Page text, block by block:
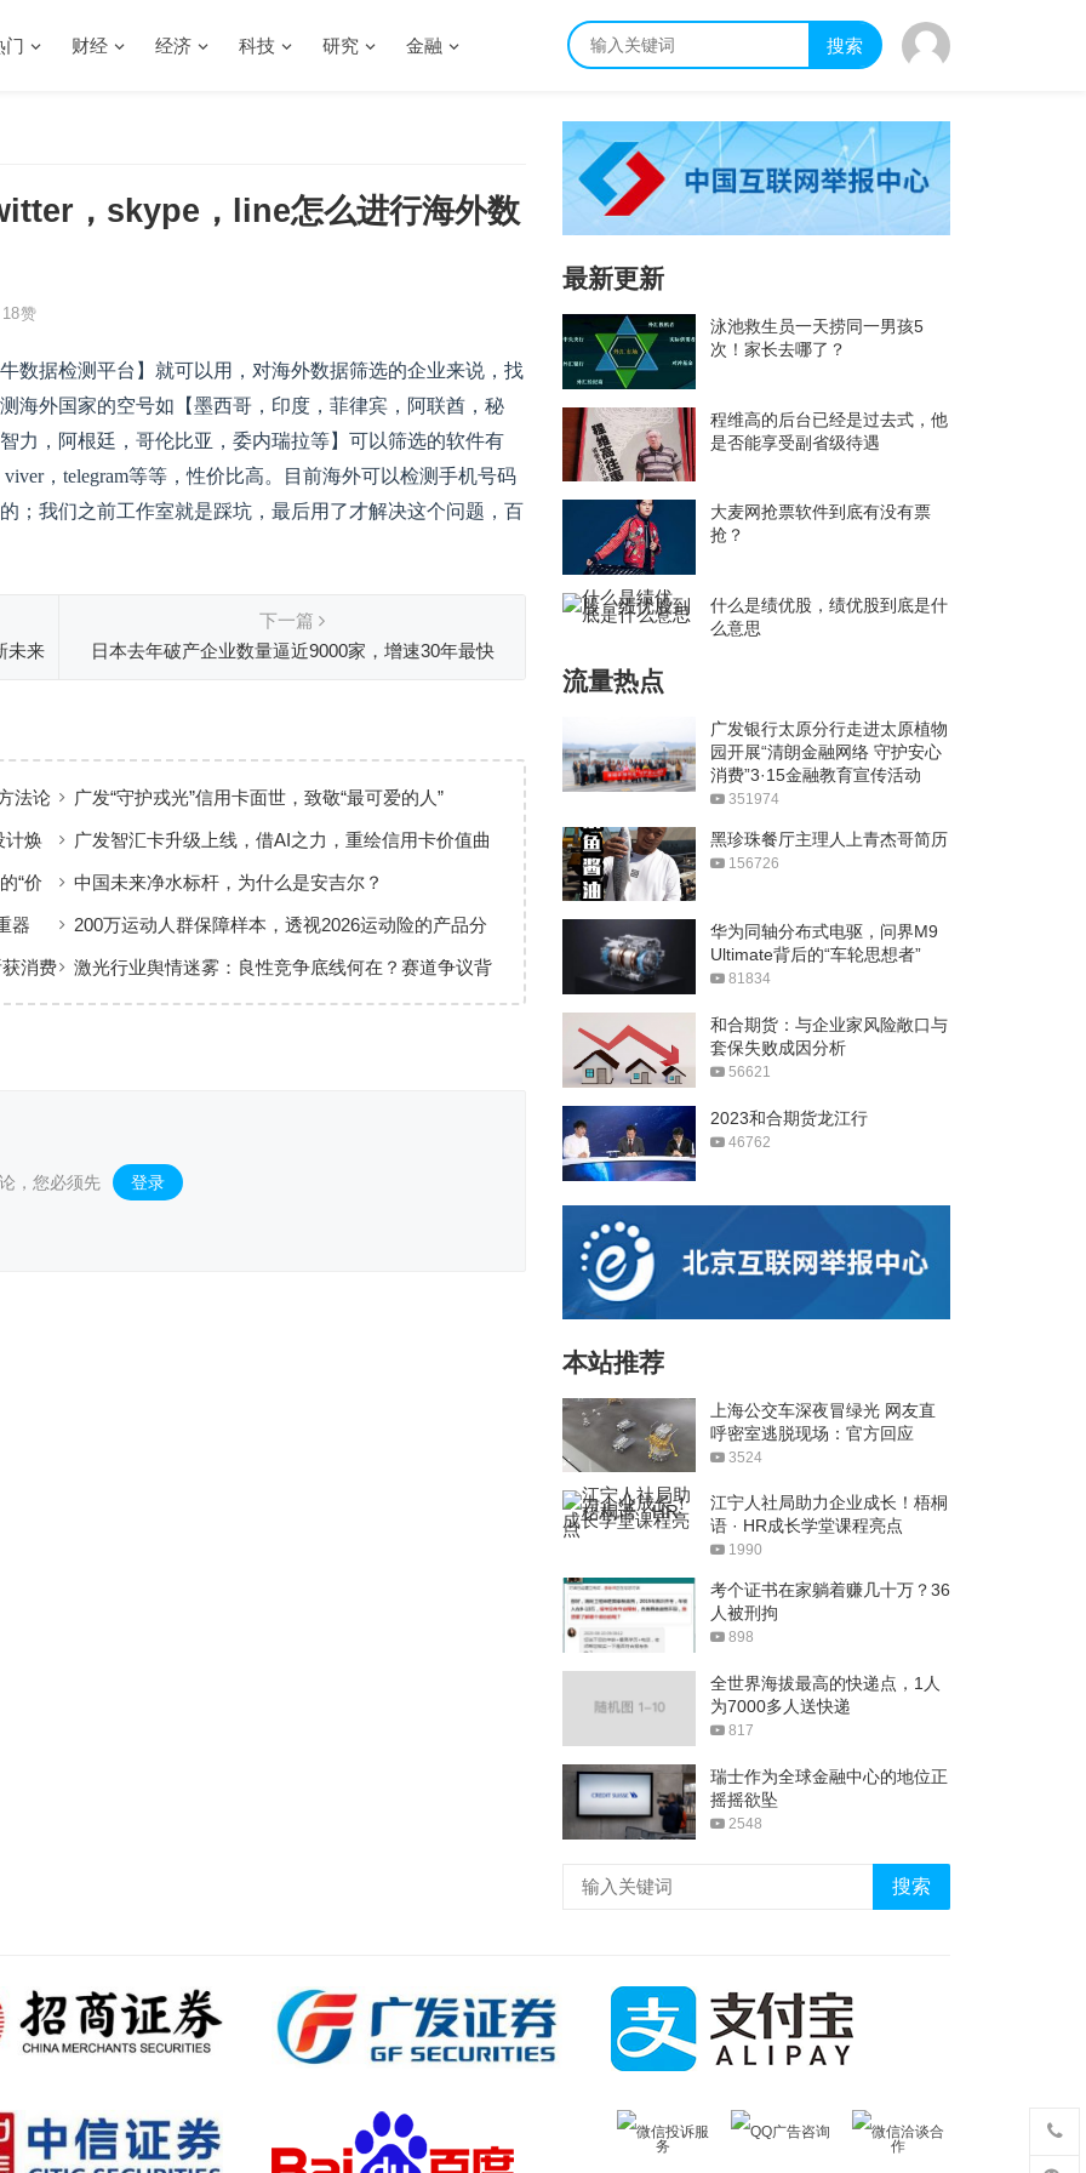
门 财经 经济 科技 研究 金融 搜索
，skype，line怎么进行海外数
赞
数据检测平台】就可以用，对海外数据筛选的企业来说，找
海外国家的空号如【墨西哥，印度，菲律宾，阿联酋，秘
力，阿根廷，哥伦比亚，委内瑞拉等】可以筛选的软件有
viver，telegram等等，性价比高。目前海外可以检测手机号码
；我们之前工作室就是踩坑，最后用了才解决这个问题，百
未来
下一篇
日本去年破产企业数量逼近9000家，增速30年最快
法论 广发“守护戎光”信用卡面世，致敬“最可爱的人”
计焕
广发智汇卡升级上线，借AI之力，重绘信用卡价值曲
线
“价 中国未来净水标杆，为什么是安吉尔？
器
200万运动人群保障样本，透视2026运动险的产品分
层与适配逻辑
消费
激光行业舆情迷雾：良性竞争底线何在？赛道争议背
，您必须先 登录 。
最新更新
泳池救生员一天捞同一男孩5
次！家长去哪了？
程维高的后台已经是过去式，他
是否能享受副省级待遇
大麦网抢票软件到底有没有票
抢？
什么是绩优股，绩优股到底是什
么意思
流量热点
广发银行太原分行走进太原植物
园开展“清朗金融网络 守护安心
消费”3·15金融教育宣传活动
351974
黑珍珠餐厅主理人上青杰哥简历
156726
华为同轴分布式电驱，问界M9
Ultimate背后的“车轮思想者”
81834
和合期货：与企业家风险敞口与
套保失败成因分析
56621
2023和合期货龙江行
46762
本站推荐
上海公交车深夜冒绿光 网友直
呼密室逃脱现场：官方回应
3524
江宁人社局助力企业成长！梧桐
语 · HR成长学堂课程亮点
1990
考个证书在家躺着赚几十万？36
人被刑拘
898
全世界海拔最高的快递点，1人
为7000多人送快递
817
瑞士作为全球金融中心的地位正
摇摇欲坠
2548
搜索
微信投诉服
务
QQ广告咨询
微信洽谈合
作